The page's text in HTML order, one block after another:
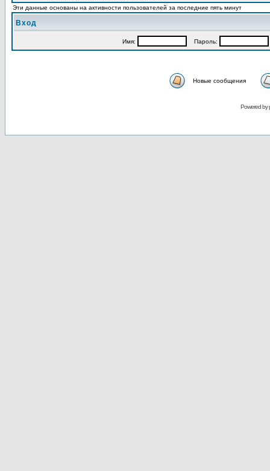
Эти данные основаны на активности пользователей за последние пять минут
Вход
Имя: Пароль:
Новые сообщения
Powered by